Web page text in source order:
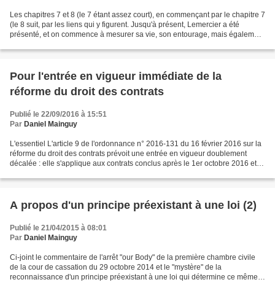
Les chapitres 7 et 8 (le 7 étant assez court), en commençant par le chapitre 7
(le 8 suit, par les liens qui y figurent. Jusqu'à présent, Lemercier a été
présenté, et on commence à mesurer sa vie, son entourage, mais également
Pour l'entrée en vigueur immédiate de la
réforme du droit des contrats
Publié le 22/09/2016 à 15:51
Par Daniel Mainguy
L'essentiel L'article 9 de l'ordonnance n° 2016-131 du 16 février 2016 sur la
réforme du droit des contrats prévoit une entrée en vigueur doublement
décalée : elle s'applique aux contrats conclus après le 1er octobre 2016 et
A propos d'un principe préexistant à une loi (2)
Publié le 21/04/2015 à 08:01
Par Daniel Mainguy
Ci-joint le commentaire de l'arrêt "our Body" de la première chambre civile
de la cour de cassation du 29 octobre 2014 et le "mystère" de la
reconnaissance d'un principe préexistant à une loi qui détermine ce même